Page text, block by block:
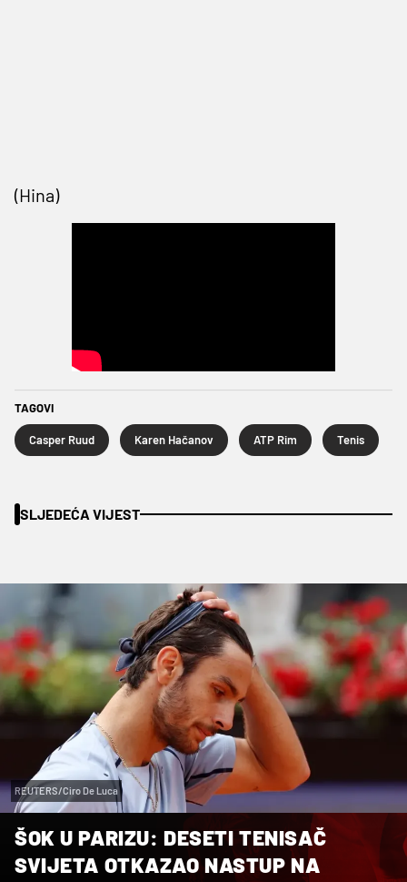
(Hina)
TAGOVI
Casper Ruud Karen Hačanov ATP Rim Tenis
SLJEDEĆA VIJEST
REUTERS/Ciro De Luca
ŠOK U PARIZU: DESETI TENISAČ
SVIJETA OTKAZAO NASTUP NA